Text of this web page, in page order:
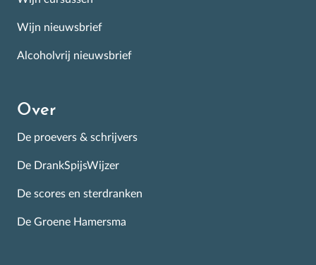
Wijn nieuwsbrief
Alcoholvrij nieuwsbrief
Over
De proevers & schrijvers
De DrankSpijsWijzer
De scores en sterdranken
De Groene Hamersma